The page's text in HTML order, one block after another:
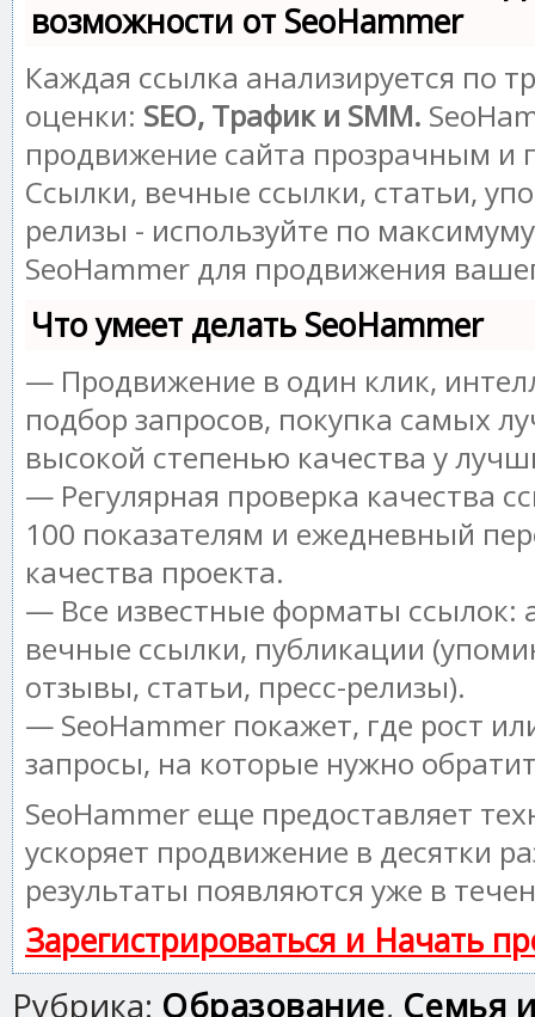
возможности от SeoHammer
Каждая ссылка анализируется по
оценки: SEO, Трафик и SMM.
продвижение сайта прозрачным и
Ссылки, вечные ссылки, статьи,
релизы - используйте по
SeoHammer для продвижения
Что умеет делать SeoHammer
— Продвижение в один клик,
подбор запросов, покупка самых
высокой степенью качества у
— Регулярная проверка качества
100 показателям и ежедневный
качества проекта.
— Все известные форматы ссылок:
вечные ссылки, публикации
отзывы, статьи, пресс-релизы).
— SeoHammer покажет, где рост
запросы, на которые нужно
SeoHammer еще предоставляет
ускоряет продвижение в десятки
результаты появляются уже в
Зарегистрироваться и Начать
Рубрика: Образование, Семья